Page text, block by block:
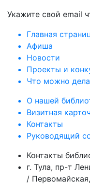
Укажите свой email
Главная
Афиша
Новости
Проекты и
Что можно
О нашей
Визитная
Контакты
Руководящий
Контакты
г. Тула, пр-т
/